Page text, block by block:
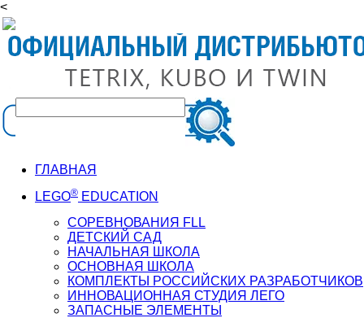
<
ГЛАВНАЯ
LEGO® EDUCATION
СОРЕВНОВАНИЯ FLL
ДЕТСКИЙ САД
НАЧАЛЬНАЯ ШКОЛА
ОСНОВНАЯ ШКОЛА
КОМПЛЕКТЫ РОССИЙСКИХ РАЗРАБОТЧИКОВ
ИННОВАЦИОННАЯ СТУДИЯ ЛЕГО
ЗАПАСНЫЕ ЭЛЕМЕНТЫ